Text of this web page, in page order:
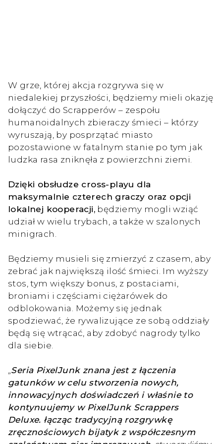
W grze, której akcja rozgrywa się w
niedalekiej przyszłości, będziemy mieli okazję
dołączyć do Scrapperów – zespołu
humanoidalnych zbieraczy śmieci – którzy
wyruszają, by posprzątać miasto
pozostawione w fatalnym stanie po tym jak
ludzka rasa zniknęła z powierzchni ziemi.
Dzięki obsłudze cross-playu dla
maksymalnie czterech graczy oraz opcji
lokalnej kooperacji, będziemy mogli wziąć
udział w wielu trybach, a także w szalonych
minigrach.
Będziemy musieli się zmierzyć z czasem, aby
zebrać jak największą ilość śmieci. Im wyższy
stos, tym większy bonus, z postaciami,
broniami i częściami ciężarówek do
odblokowania. Możemy się jednak
spodziewać, że rywalizujące ze sobą oddziały
będą się wtrącać, aby zdobyć nagrody tylko
dla siebie.
Seria PixelJunk znana jest z łączenia
gatunków w celu stworzenia nowych,
innowacyjnych doświadczeń i właśnie to
kontynuujemy w PixelJunk Scrappers
Deluxe. łącząc tradycyjną rozgrywkę
zręcznościowych bijatyk z współczesnym